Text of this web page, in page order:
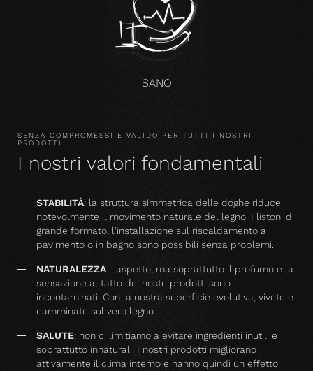
SANO
SENZA COMPROMESSI E VALIDO PER TUTTI I NOSTRI
PRODOTTI
I nostri valori fondamentali
STABILITÀ: la struttura simmetrica delle doghe riduce
notevolmente il movimento naturale del legno. I listoni di
grande formato, l'installazione sul riscaldamento a
pavimento o in bagno sono possibili senza problemi.
NATURALEZZA: l'aspetto, ma soprattutto il profumo e la
sensazione al tatto dei nostri prodotti sono
incontaminati. Con la nostra superficie evolutiva, vivete e
camminate sul vero legno.
SALUTE: non ci limitiamo a evitare ingredienti inutili e
soprattutto innaturali. I nostri prodotti migliorano
attivamente il clima interno e hanno quindi un effetto